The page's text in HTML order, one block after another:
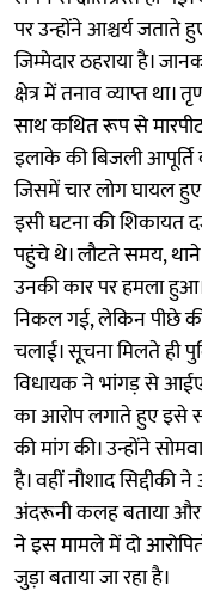
पर उन्होंने आश्चर्य
जिम्मेदार ठहराया है।
क्षेत्र में तनाव व्याप्त
साथ कथित रूप से
इलाके की बिजली
जिसमें चार लोग घायल
इसी घटना की शिकायत
पहुंचे थे। लौटते समय,
उनकी कार पर हमला
निकल गई, लेकिन पीछे
चलाई। सूचना मिलते ही
विधायक ने भांगड़ से
का आरोप लगाते हुए इसे
की मांग की। उन्होंने
है। वहीं नौशाद
अंदरूनी कलह बताया
ने इस मामले में दो
जुड़ा बताया जा रहा है।